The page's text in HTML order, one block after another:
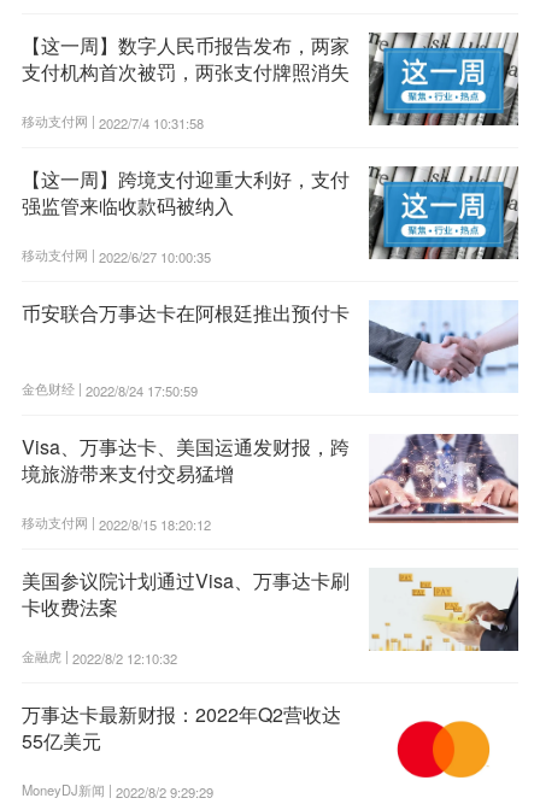
【这一周】数字人民币报告发布，两家
支付机构首次被罚，两张支付牌照消失
移动支付网 | 2022/7/4 10:31:58
【这一周】跨境支付迎重大利好，支付
强监管来临收款码被纳入
移动支付网 | 2022/6/27 10:00:35
币安联合万事达卡在阿根廷推出预付卡
金色财经 | 2022/8/24 17:50:59
Visa、万事达卡、美国运通发财报，跨
境旅游带来支付交易猛增
移动支付网 | 2022/8/15 18:20:12
美国参议院计划通过Visa、万事达卡刷
卡收费法案
金融虎 | 2022/8/2 12:10:32
万事达卡最新财报：2022年Q2营收达
55亿美元
MoneyDJ新闻 | 2022/8/2 9:29:29